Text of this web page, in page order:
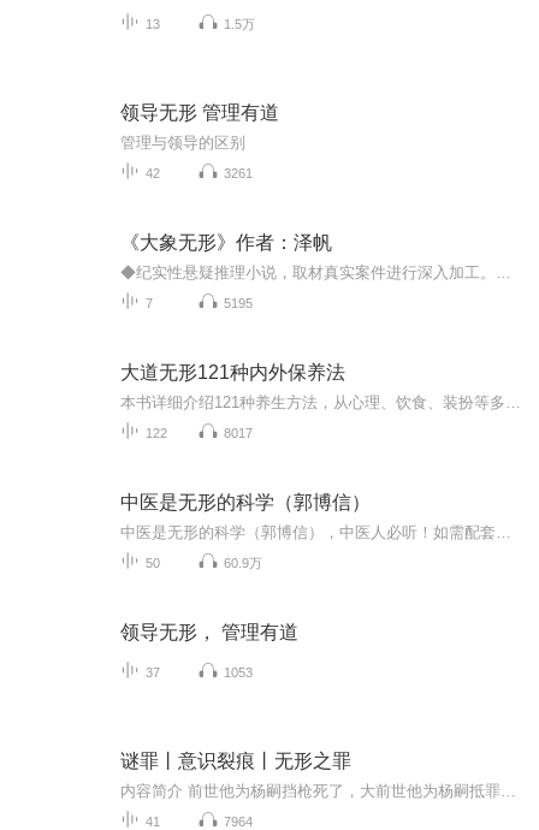
13 1.5万
领导无形 管理有道
管理与领导的区别
42 3261
《大象无形》作者：泽帆
7 5195
大道无形121种内外保养法
122 8017
中医是无形的科学（郭博信）
50 60.9万
领导无形， 管理有道
37 1053
谜罪丨意识裂痕丨无形之罪
41 7964